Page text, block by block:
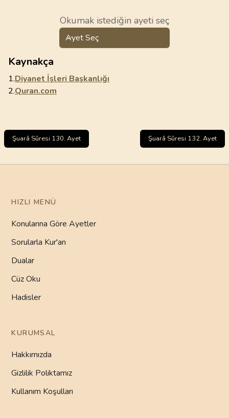
Okumak istediğin ayeti seç
Ayet Seç
Kaynakça
1.Diyanet İşleri Başkanlığı
2.Quran.com
Şuarâ Sûresi 130. Ayet Şuarâ Sûresi 132. Ayet
HIZLI MENÜ
Konularına Göre Ayetler
Sorularla Kur'an
Dualar
Cüz Oku
Hadisler
KURUMSAL
Hakkımızda
Gizlilik Poliktamız
Kullanım Koşulları